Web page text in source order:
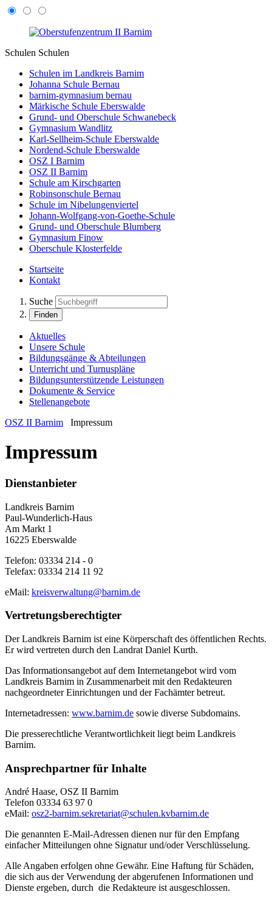
Schulen Schulen
Schulen im Landkreis Barnim
Johanna Schule Bernau
barnim-gymnasium bernau
Märkische Schule Eberswalde
Grund- und Oberschule Schwanebeck
Gymnasium Wandlitz
Karl-Sellheim-Schule Eberswalde
Nordend-Schule Eberswalde
OSZ I Barnim
OSZ II Barnim
Schule am Kirschgarten
Robinsonschule Bernau
Schule im Nibelungenviertel
Johann-Wolfgang-von-Goethe-Schule
Grund- und Oberschule Blumberg
Gymnasium Finow
Oberschule Klosterfelde
Startseite
Kontakt
Suche
Finden
Aktuelles
Unsere Schule
Bildungsgänge & Abteilungen
Unterricht und Turnuspläne
Bildungsunterstützende Leistungen
Dokumente & Service
Stellenangebote
OSZ II Barnim
Impressum
Impressum
Dienstanbieter
Landkreis Barnim
Paul-Wunderlich-Haus
Am Markt 1
16225 Eberswalde
Telefon: 03334 214 - 0
Telefax: 03334 214 11 92
eMail: kreisverwaltung@barnim.de
Vertretungsberechtigter
Der Landkreis Barnim ist eine Körperschaft des öffentlichen Rechts.
Er wird vertreten durch den Landrat Daniel Kurth.
Das Informationsangebot auf dem Internetangebot wird vom
Landkreis Barnim in Zusammenarbeit mit den Redakteuren
nachgeordneter Einrichtungen und der Fachämter betreut.
Internetadressen: www.barnim.de sowie diverse Subdomains.
Die presserechtliche Verantwortlichkeit liegt beim Landkreis
Barnim.
Ansprechpartner für Inhalte
André Haase, OSZ II Barnim
Telefon 03334 63 97 0
eMail: osz2-barnim.sekretariat@schulen.kvbarnim.de
Die genannten E-Mail-Adressen dienen nur für den Empfang
einfacher Mitteilungen ohne Signatur und/oder Verschlüsselung.
Alle Angaben erfolgen ohne Gewähr. Eine Haftung für Schäden,
die sich aus der Verwendung der abgerufenen Informationen und
Dienste ergeben, durch die Redakteure ist ausgeschlossen.